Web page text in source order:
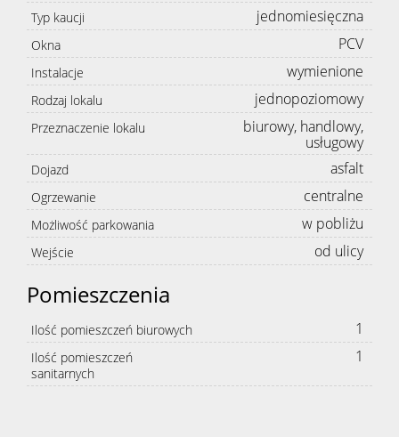
Kredyty
Oferta
Domy
Lokale
Typ kaucji jednomiesięczna
Okna PCV
Instalacje wymienione
Rodzaj lokalu jednopoziomowy
Przeznaczenie lokalu
biurowy, handlowy,
usługowy
Dojazd asfalt
Ogrzewanie centralne
Możliwość parkowania w pobliżu
Wejście od ulicy
Pomieszczenia
Ilość pomieszczeń biurowych 1
Ilość pomieszczeń
sanitarnych
1